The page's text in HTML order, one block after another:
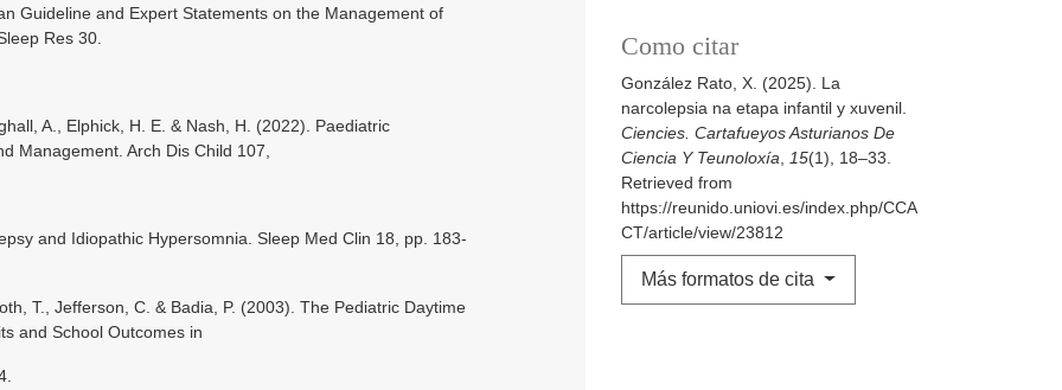
Como citar
González Rato, X. (2025). La
narcolepsia na etapa infantil y xuvenil.
Ciencies. Cartafueyos Asturianos De
Ciencia Y Teunoloxía, 15(1), 18–33.
Retrieved from
https://reunido.uniovi.es/index.php/CCA
CT/article/view/23812
Más formatos de cita
Guideline and Expert Statements on the Management of
Res 30.
A., Elphick, H. E. & Nash, H. (2022). Paediatric
Management. Arch Dis Child 107,
and Idiopathic Hypersomnia. Sleep Med Clin 18, pp. 183-
T., Jefferson, C. & Badia, P. (2003). The Pediatric Daytime
and School Outcomes in